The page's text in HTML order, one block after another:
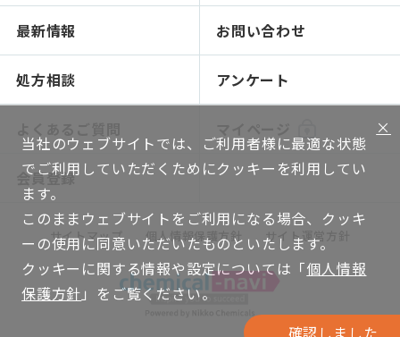
感触で選ぶ
NIKO-BEAUTY（コンセプト＆処方提案）
処方検索
ソリューション技術
人材育成～開放研究室
ショールームのご紹介
ソリューション提案
グローバルネットワーク
機能評価
WEB講座
技術ハンドブック
最新情報 お問い合わせ
処方相談 アンケート
会員登録
サイトマップ 個人情報保護方針 サイト運営方針
×
当社のウェブサイトでは、ご利用者様に最適な状態
でご利用していただくためにクッキーを利用してい
ます。
このままウェブサイトをご利用になる場合、クッキ
ーの使用に同意いただいたものといたします。
クッキーに関する情報や設定については「個人情報
保護方針 」をご覧ください。
確認しました